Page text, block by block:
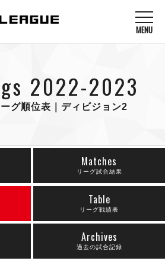
MENU
選手
ル
ート
ート成功率
Ｆ１リーグ
ARENA
2022-2023
グ順位表｜ディビジョン2
Matches
リーグ試合結果
Table
リーグ戦績表
Archives
過去の試合記録